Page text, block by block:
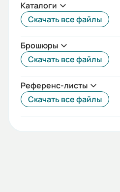
Номинальное
4
Частота сети (Гц):
50/60
Номинальный ток
Каталоги
Скачать все файлы
Брошюры
Скачать все файлы
Референс-листы
Скачать все файлы